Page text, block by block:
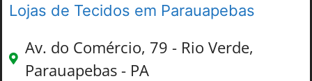
Lojas de Tecidos em Parauapebas
Av. do Comércio, 79 - Rio Verde,
Parauapebas - PA